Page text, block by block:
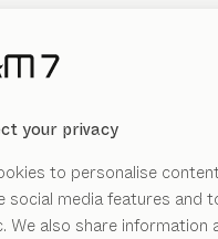
your privacy
to personalise
social media features and
We also share information
TISCH